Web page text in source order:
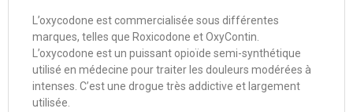
L’oxycodone est commercialisée sous différentes
marques, telles que Roxicodone et OxyContin.
L’oxycodone est un puissant opioïde semi-synthétique
utilisé en médecine pour traiter les douleurs modérées à
intenses. C’est une drogue très addictive et largement
utilisée.